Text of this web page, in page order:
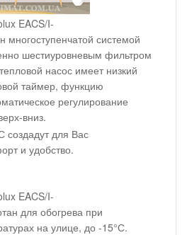
EACS/I-
системой
шестиуровневым фильтром
насос имеет низкий
таймер, функцию
регулирование
вниз.
создадут для Вас
и удобство.
EACS/I-
для обогрева при
на улице, до -15°С.